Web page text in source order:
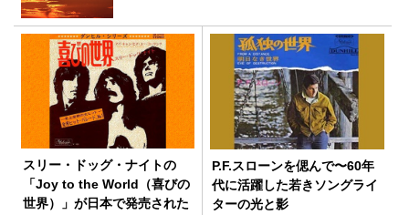
スリー・ドッグ・ナイトの
「Joy to the World（喜びの
世界）」が日本で発売された
P.F.スローンを偲んで〜60年
代に活躍した若きソングライ
ターの光と影